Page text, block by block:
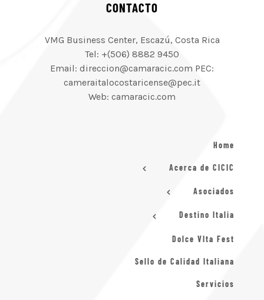
CONTACTO
VMG Business Center, Escazú, Costa Rica
Tel: +(506) 8882 9450
Email: direccion@camaracic.com PEC:
cameraitalocostaricense@pec.it
Web: camaracic.com
Home
Acerca de CICIC
Asociados
Destino Italia
Dolce VIta Fest
Sello de Calidad Italiana
Servicios